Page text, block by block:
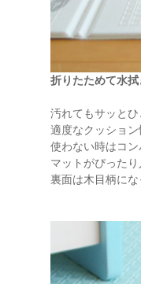
折りたためて水
汚れてもサッとひ
適度なクッショ
使わない時はコン
マットがぴったり
裏面は木目柄にな